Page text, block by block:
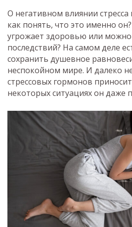
О негативном влиянии
как понять, что это именно
угрожает здоровью или
последствий? На самом деле
сохранить душевное
неспокойном мире. И далеко
стрессовых гормонов
некоторых ситуациях он даже